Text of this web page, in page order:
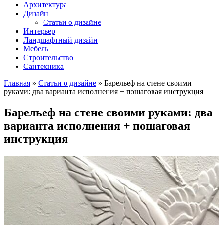
Архитектура
Дизайн
Статьи о дизайне
Интерьер
Ландшафтный дизайн
Мебель
Строительство
Сантехника
Главная » Статьи о дизайне » Барельеф на стене своими
руками: два варианта исполнения + пошаговая инструкция
Барельеф на стене своими руками: два
варианта исполнения + пошаговая
инструкция